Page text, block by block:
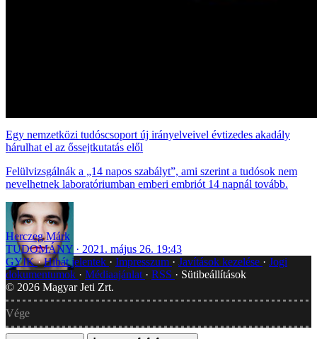
Egy nemzetközi tudóscsoport új irányelveivel évtizedes akadály
hárulhat el az őssejtkutatás elől
Felülvizsgálnák a „14 napos szabályt”, ami szerint a tudósok nem
nevelhetnek laboratóriumban emberi embriót 14 napnál tovább.
Herczeg Márk
TUDOMÁNY
2021. május 26. 19:43
GYIK Hibát jelentek Impresszum Javítások kezelése
Jogi
dokumentumok
Médiaajánlat RSS
Sütibeállítások
© 2026 Magyar Jeti Zrt.
Vége